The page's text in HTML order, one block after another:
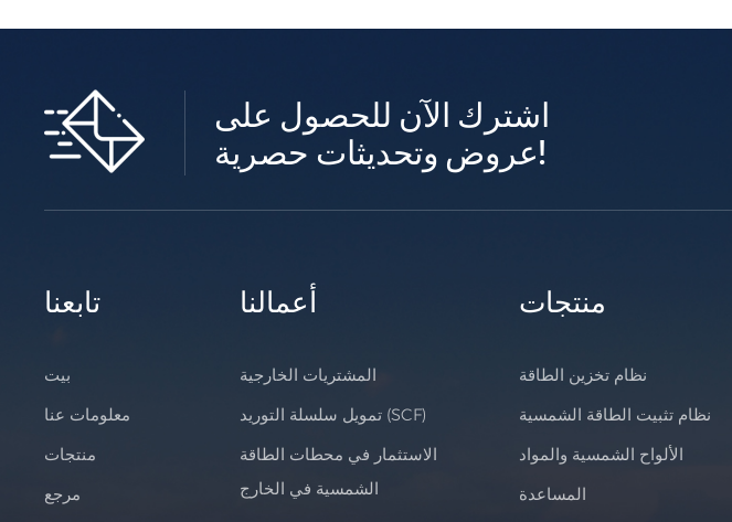
اشترك الآن للحصول على
عروض وتحديثات حصرية!
تابعنا
بيت
معلومات عنا
منتجات
مرجع
أعمالنا
المشتريات الخارجية
تمويل سلسلة التوريد (SCF)
الاستثمار في محطات الطاقة
الشمسية في الخارج
منتجات
نظام تخزين الطاقة
نظام تثبيت الطاقة الشمسية
الألواح الشمسية والمواد
المساعدة